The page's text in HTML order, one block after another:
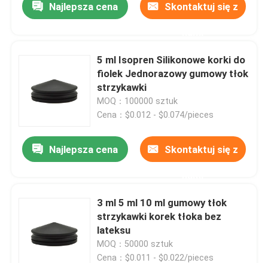
Najlepsza cena Skontaktuj się z
5 ml Isopren Silikonowe korki do
fiolek Jednorazowy gumowy tłok
strzykawki
MOQ：100000 sztuk
Cena：$0.012 - $0.074/pieces
Najlepsza cena Skontaktuj się z
3 ml 5 ml 10 ml gumowy tłok
strzykawki korek tłoka bez
lateksu
MOQ：50000 sztuk
Cena：$0.011 - $0.022/pieces